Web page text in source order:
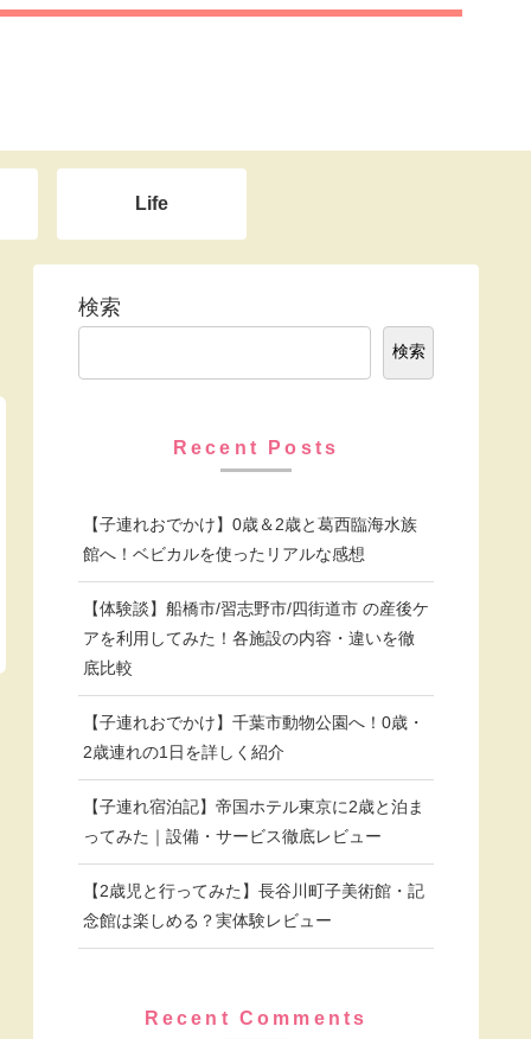
Life
検索
検索
Recent Posts
【子連れおでかけ】0歳＆2歳と葛西臨海水族
館へ！ベビカルを使ったリアルな感想
【体験談】船橋市/習志野市/四街道市 の産後ケ
アを利用してみた！各施設の内容・違いを徹
底比較
【子連れおでかけ】千葉市動物公園へ！0歳・
2歳連れの1日を詳しく紹介
【子連れ宿泊記】帝国ホテル東京に2歳と泊ま
ってみた｜設備・サービス徹底レビュー
【2歳児と行ってみた】長谷川町子美術館・記
念館は楽しめる？実体験レビュー
Recent Comments